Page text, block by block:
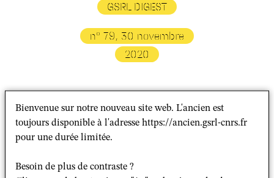
GSRL DIGEST
n° 79, 30 novembre
2020
La circulaire GSRL Digest, disponible chaque début de
semaine, complète le dispositif d’information du GSRL.
pas de réactivité immédiate (visibilité au-delà de dix
Bienvenue sur notre nouveau site web. L'ancien est
toujours disponible à l'adresse https://ancien.gsrl-cnrs.fr
pour une durée limitée.
Besoin de plus de contraste ?